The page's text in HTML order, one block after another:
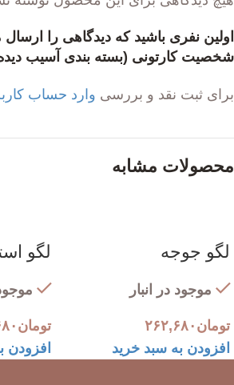
اولین نفری باشید که دیدگاهی را
شخصیت کارتونی (بسته بندی آسیب
برای ثبت نقد و بررسی وارد حساب
محصولات مشابه
لگو جوجه
موجود در انبار
تومان ۲۶۲,۶۸۰
افزودن به سبد خرید
لگو
تومان
افزودن